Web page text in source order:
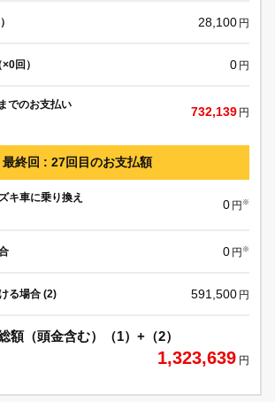
28,100 円
回） 0 円
でのお支払い
732,139 円
最終回 : 27回目のお支払額
キ車に乗り換え
0 円 ※
0 円 ※
る場合 (2) 591,500 円
額（頭金含む）（1）+（2）
1,323,639 円